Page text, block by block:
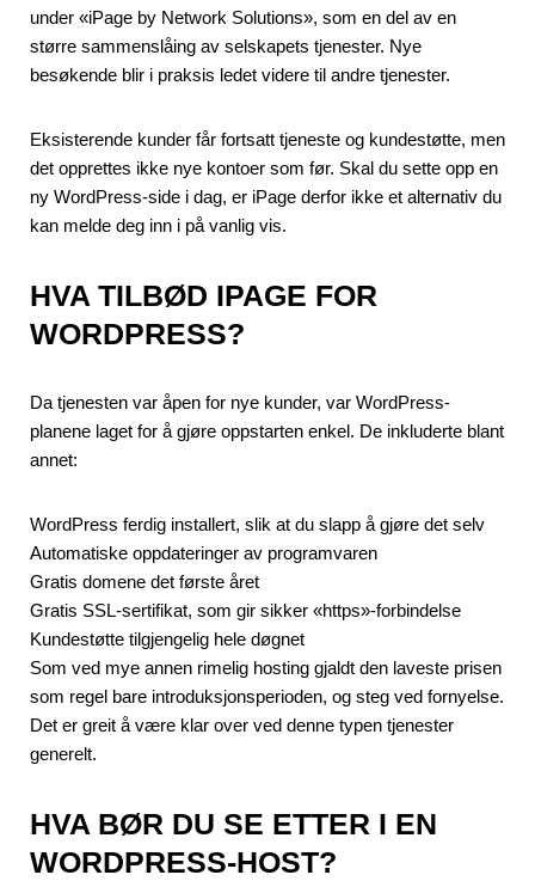
under «iPage by Network Solutions», som en del av en
større sammenslåing av selskapets tjenester. Nye
besøkende blir i praksis ledet videre til andre tjenester.
Eksisterende kunder får fortsatt tjeneste og kundestøtte, men
det opprettes ikke nye kontoer som før. Skal du sette opp en
ny WordPress-side i dag, er iPage derfor ikke et alternativ du
kan melde deg inn i på vanlig vis.
HVA TILBØD IPAGE FOR
WORDPRESS?
Da tjenesten var åpen for nye kunder, var WordPress-
planene laget for å gjøre oppstarten enkel. De inkluderte blant
annet:
WordPress ferdig installert, slik at du slapp å gjøre det selv
Automatiske oppdateringer av programvaren
Gratis domene det første året
Gratis SSL-sertifikat, som gir sikker «https»-forbindelse
Kundestøtte tilgjengelig hele døgnet
Som ved mye annen rimelig hosting gjaldt den laveste prisen
som regel bare introduksjonsperioden, og steg ved fornyelse.
Det er greit å være klar over ved denne typen tjenester
generelt.
HVA BØR DU SE ETTER I EN
WORDPRESS-HOST?